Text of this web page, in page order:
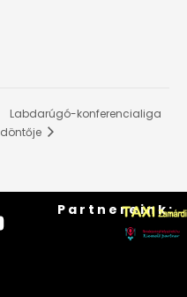
Labdarúgó-konferencialiga
döntője
Partnereink: